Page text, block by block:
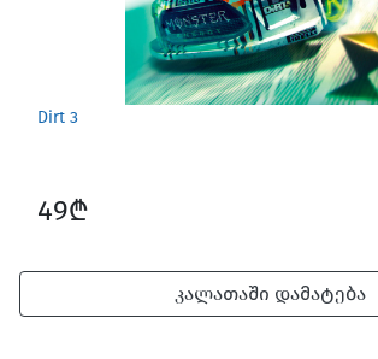
Dirt 3
49₾
კალათაში დამატება